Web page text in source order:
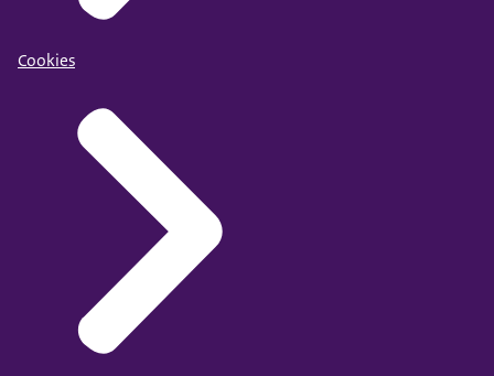
Cookies